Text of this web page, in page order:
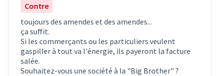
Contre
toujours des amendes et des amendes...
ça suffit.
Si les commerçants ou les particuliers veulent
gaspiller à tout va l'énergie, ils payeront la facture
salée.
Souhaitez-vous une société à la "Big Brother" ?